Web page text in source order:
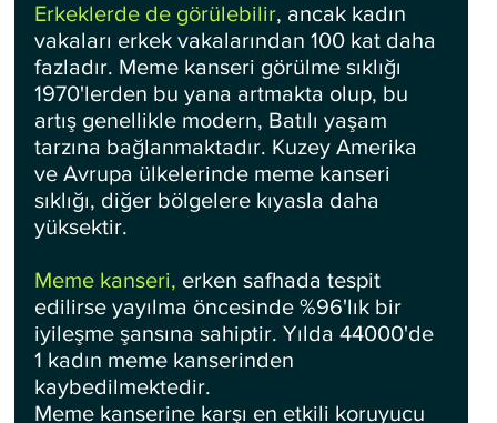
Erkeklerde de görülebilir, ancak kadın
vakaları erkek vakalarından 100 kat daha
fazladır. Meme kanseri görülme sıklığı
1970'lerden bu yana artmakta olup, bu
artış genellikle modern, Batılı yaşam
tarzına bağlanmaktadır. Kuzey Amerika
ve Avrupa ülkelerinde meme kanseri
sıklığı, diğer bölgelere kıyasla daha
yüksektir.
Meme kanseri, erken safhada tespit
edilirse yayılma öncesinde %96'lık bir
iyileşme şansına sahiptir. Yılda 44000'de
1 kadın meme kanserinden
kaybedilmektedir.
Meme kanserine karşı en etkili koruyucu